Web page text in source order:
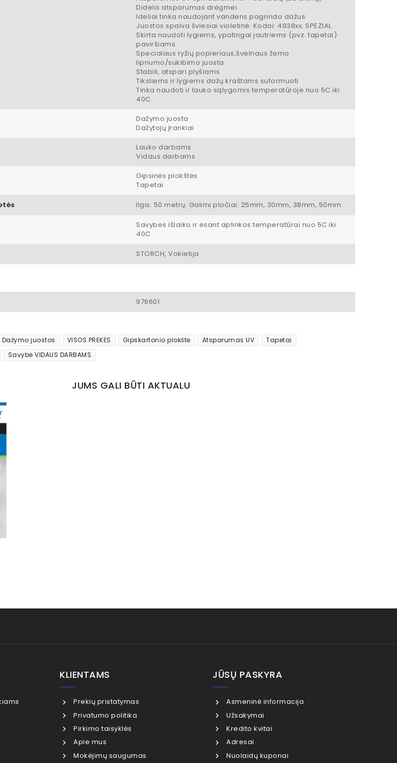
Didelis atsparumas drėgmei
Ideliai tinka naudojant vandens pagrindo dažus
Juostos spalva šviesiai violetinė. Kodai: 4938xx. SPEZIAL
Skirta naudoti lygiems, ypatingai jautriems (pvz. tapetai)
paviršiams
Specialaus ryžių popieriaus,švelnaus žemo
lipnumo/sukibimo juosta
Stabili, atspari plyšiams
Tiksliems ir lygiems dažų kraštams suformuoti
Tinka naudoti ir lauko sąlygomis temperatūroje nuo 5C iki
40C
Dažymo juosta
Dažytojų įrankiai
Lauko darbams
Vidaus darbams
Gipsinės plokštės
Tapetai
Ilgis: 50 metrų. Galimi pločiai: 25mm, 30mm, 38mm, 50mm
Savybes išlaiko ir esant aplinkos temperatūrai nuo 5C iki
40C
STORCH, Vokietija
976601
Dažymo juostos VISOS PREKĖS Gipskartonio plokštė Atsparumas UV
Tapetai
Savybė VIDAUS DARBAMS
JUMS GALI BŪTI AKTUALU
KLIENTAMS
Prekių pristatymas
Privatumo politika
Pirkimo taisyklės
Apie mus
Mokėjimų saugumas
JŪSŲ PASKYRA
Asmeninė informacija
Užsakymai
Kredito kvitai
Adresai
Nuolaidų kuponai